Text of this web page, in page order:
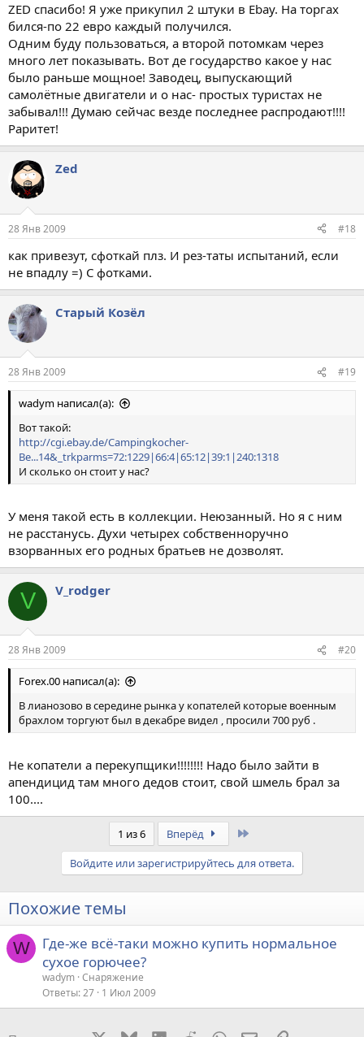
ZED спасибо! Я уже прикупил 2 штуки в Ebay. На торгах
бился-по 22 евро каждый получился.
Одним буду пользоваться, а второй потомкам через
много лет показывать. Вот де государство какое у нас
было раньше мощное! Заводец, выпускающий
самолётные двигатели и о нас- простых туристах не
забывал!!! Думаю сейчас везде последнее распродают!!!!
Раритет!
Zed
28 Янв 2009 #18
как привезут, сфоткай плз. И рез-таты испытаний, если
не впадлу =) С фотками.
Старый Козёл
28 Янв 2009 #19
wadym написал(а):
Вот такой:
http://cgi.ebay.de/Campingkocher-
Be...14&_trkparms=72:1229|66:4|65:12|39:1|240:1318
И сколько он стоит у нас?
У меня такой есть в коллекции. Неюзанный. Но я с ним
не расстанусь. Духи четырех собственноручно
взорванных его родных братьев не дозволят.
V V_rodger
28 Янв 2009 #20
Forex.00 написал(а):
В лианозово в середине рынка у копателей которые военным
брахлом торгуют был в декабре видел , просили 700 руб .
Не копатели а перекупщики!!!!!!!! Надо было зайти в
апендицид там много дедов стоит, свой шмель брал за
100....
1 из 6 Вперёд
Войдите или зарегистрируйтесь для ответа.
Похожие темы
W
Где-же всё-таки можно купить нормальное
сухое горючее?
wadym Снаряжение
Ответы 27 1 Июл 2009